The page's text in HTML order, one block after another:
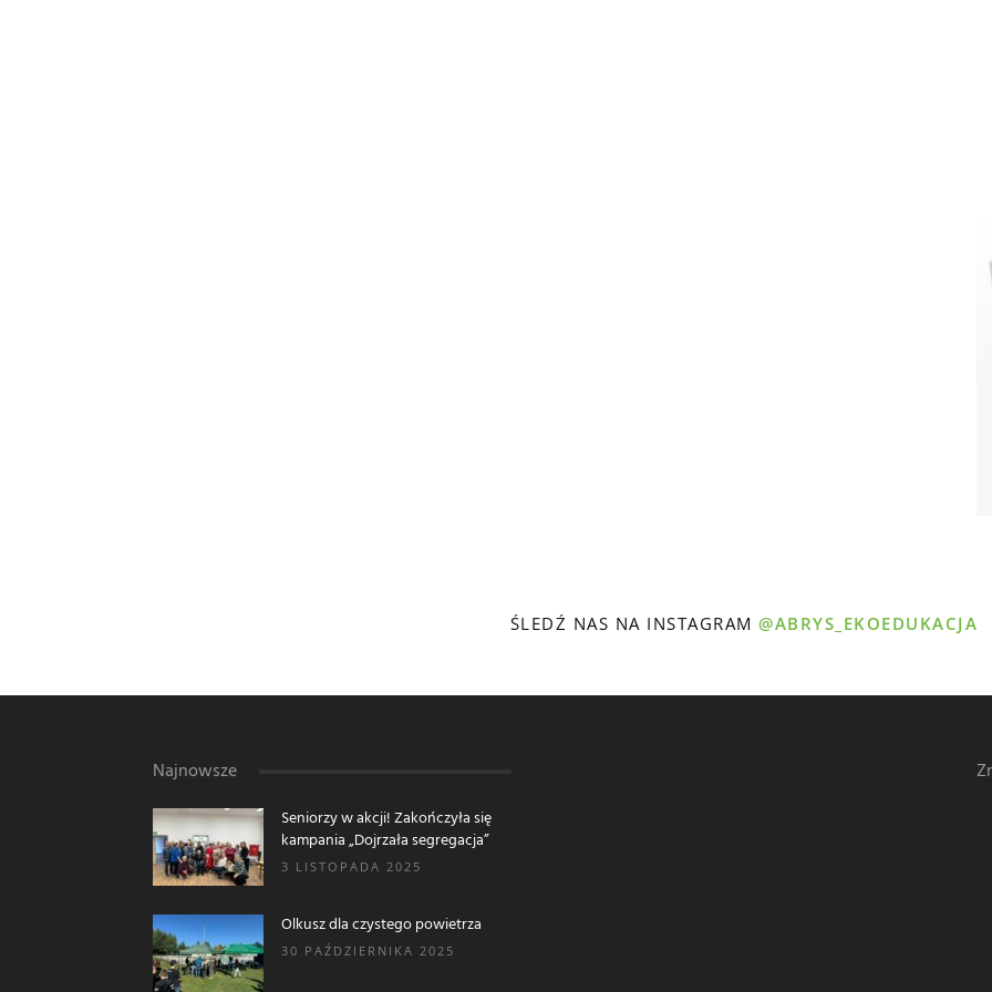
ŚLEDŹ NAS NA INSTAGRAM@ABRYS_EKOEDUKACJA
Najnowsze
Seniorzy w akcji! Zakończyła się
kampania „Dojrzała segregacja”
3 LISTOPADA 2025
Olkusz dla czystego powietrza
30 PAŹDZIERNIKA 2025